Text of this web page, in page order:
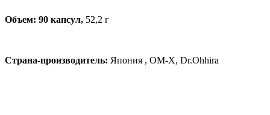
Объем: 90 капсул, 52,2 г
Страна-производитель: Япония , OM-X, Dr.Ohhira